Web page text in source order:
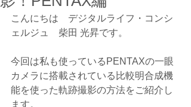
こんにちは　デジタルライフ・コンシ
ェルジュ　柴田 光昇です。
今回は私も使っているPENTAXの一眼
カメラに搭載されている比較明合成機
能を使った軌跡撮影の方法をご紹介し
ます。